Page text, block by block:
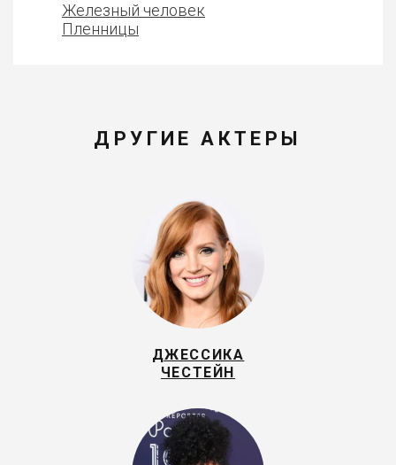
Железный человек
Пленницы
ДРУГИЕ АКТЕРЫ
ДЖЕССИКА
ЧЕСТЕЙН